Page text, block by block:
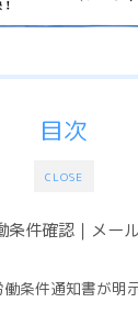
CLOSE
目次
条件確認｜メー
条件通知書が明